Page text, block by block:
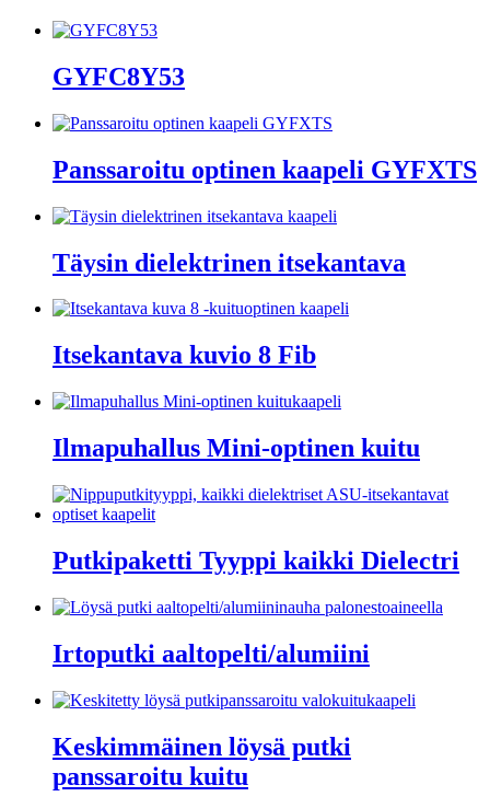
GYFC8Y53
Panssaroitu optinen kaapeli GYFXTS
Täysin dielektrinen itsekantava
Itsekantava kuvio 8 Fib
Ilmapuhallus Mini-optinen kuitu
Putkipaketti Tyyppi kaikki Dielectri
Irtoputki aaltopelti/alumiini
Keskimmäinen löysä putki
panssaroitu kuitu